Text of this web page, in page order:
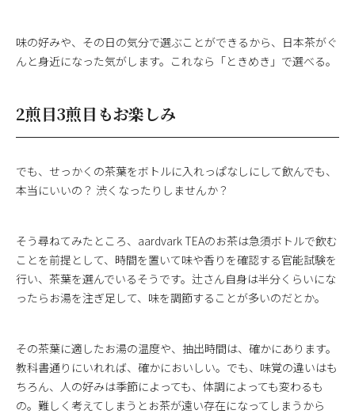
味の好みや、その日の気分で選ぶことができるから、日本茶がぐ
んと身近になった気がします。これなら「ときめき」で選べる。
2煎目3煎目もお楽しみ
でも、せっかくの茶葉をボトルに入れっぱなしにして飲んでも、
本当にいいの？ 渋くなったりしませんか？
そう尋ねてみたところ、aardvark TEAのお茶は急須ボトルで飲む
ことを前提として、時間を置いて味や香りを確認する官能試験を
行い、茶葉を選んでいるそうです。辻さん自身は半分くらいにな
ったらお湯を注ぎ足して、味を調節することが多いのだとか。
その茶葉に適したお湯の温度や、抽出時間は、確かにあります。
教科書通りにいれれば、確かにおいしい。でも、味覚の違いはも
ちろん、人の好みは季節によっても、体調によっても変わるも
の。難しく考えてしまうとお茶が遠い存在になってしまうから